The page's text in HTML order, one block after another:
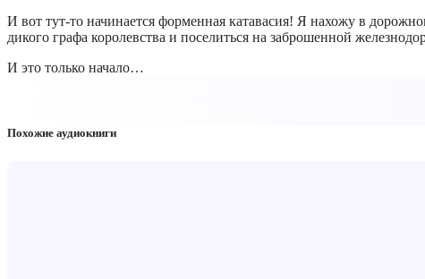
И вот тут-то начинается форменная катавасия! Я нахожу в
дикого графа королевства и поселиться на заброшенной
И это только начало…
Похожие аудиокниги